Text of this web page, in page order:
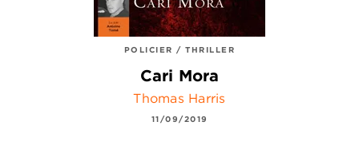
POLICIER / THRILLER
Cari Mora
Thomas Harris
11/09/2019